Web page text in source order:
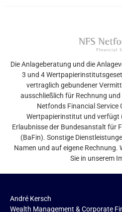
Die Anlageberatung und die
3 und 4
vertraglich gebundener
ausschließlich für Rechnung
Netfonds Financial Service
Wertpapierinstitut und verfügt
Erlaubnisse der Bundesanstalt für
(BaFin). Sonstige
Namen und auf eigene
Sie in unserem
André Kersch
Wealth Management & Corporate